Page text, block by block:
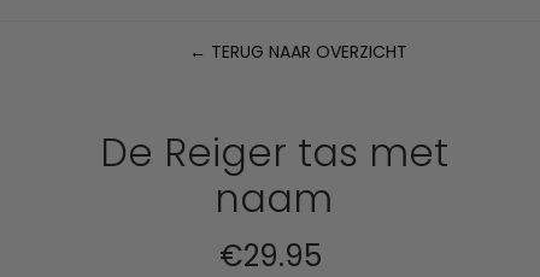
← TERUG NAAR OVERZICHT
De Reiger tas met
naam
€29.95